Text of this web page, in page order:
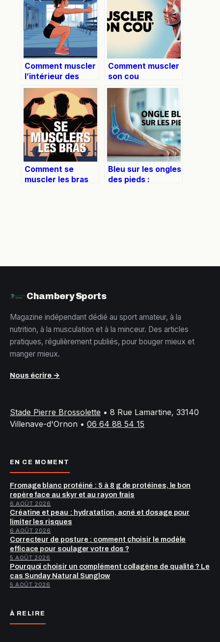
Comment muscler
l’intérieur des
cuisses
efficacement et
durablement
Comment muscler
son cou
efficacement et
en toute sécurité
Comment se
muscler les bras
Bleu sur les ongles
des pieds :
Chambery Sports
Magazine indépendant dédié au sport amateur, à la
nutrition, à la musculation et à la minceur. Des articles
pratiques, régulièrement publiés, pour bouger mieux et
manger mieux.
Nous écrire →
Stade Pierre Brossolette • 8 Rue Lamartine, 33140
Villenave-d'Ornon • 06 64 88 54 15
EN CE MOMENT
Fromage blanc protéiné : 5 à 8 g de protéines, le bon
repère face au skyr et au rayon frais
6 AOÛT 2026
Créatine et peau : hydratation, acné et dosage pour
limiter les risques
6 AOÛT 2026
Correcteur de posture : comment choisir le modèle
efficace pour soulager votre dos ?
5 AOÛT 2026
Pourquoi choisir un complément collagène de qualité ? Le
cas Sunday Natural Sunglow
5 AOÛT 2026
À RELIRE